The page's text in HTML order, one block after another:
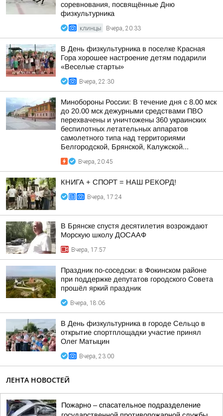
соревнования, посвящённые Дню
физкультурника
КЛИНЦЫ Вчера, 20:33
В День физкультурника в поселке Красная
Гора хорошее настроение детям подарили
«Веселые старты»
Вчера, 22:30
Минобороны России: В течение дня с 8.00 мск
до 20.00 мск дежурными средствами ПВО
перехвачены и уничтожены 360 украинских
беспилотных летательных аппаратов
самолетного типа над территориями
Белгородской, Брянской, Калужской...
Вчера, 20:45
КНИГА + СПОРТ = НАШ РЕКОРД!
Вчера, 17:24
В Брянске спустя десятилетия возрождают
Морскую школу ДОСААФ
Вчера, 17:57
Праздник по-соседски: в Фокинском районе
при поддержке депутатов городского Совета
прошёл яркий праздник
Вчера, 18:06
В День физкультурника в городе Сельцо в
открытие спортплощадки участие принял
Олег Матыцин
Вчера, 23:00
ЛЕНТА НОВОСТЕЙ
Пожарно – спасательное подразделение